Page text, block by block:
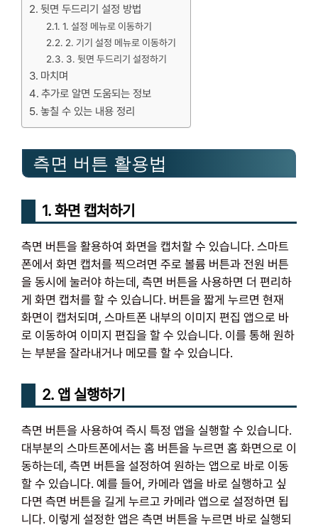
뒷면 두드리기 설정 방법
1. 설정 메뉴로 이동하기
2. 기기 설정 메뉴로 이동하기
3. 뒷면 두드리기 설정하기
마치며
추가로 알면 도움되는 정보
놓칠 수 있는 내용 정리
측면 버튼 활용법
1. 화면 캡처하기
측면 버튼을 활용하여 화면을 캡처할 수 있습니다. 스마트
폰에서 화면 캡처를 찍으려면 주로 볼륨 버튼과 전원 버튼
을 동시에 눌러야 하는데, 측면 버튼을 사용하면 더 편리하
게 화면 캡처를 할 수 있습니다. 버튼을 짧게 누르면 현재
화면이 캡처되며, 스마트폰 내부의 이미지 편집 앱으로 바
로 이동하여 이미지 편집을 할 수 있습니다. 이를 통해 원하
는 부분을 잘라내거나 메모를 할 수 있습니다.
2. 앱 실행하기
측면 버튼을 사용하여 즉시 특정 앱을 실행할 수 있습니다.
대부분의 스마트폰에서는 홈 버튼을 누르면 홈 화면으로 이
동하는데, 측면 버튼을 설정하여 원하는 앱으로 바로 이동
할 수 있습니다. 예를 들어, 카메라 앱을 바로 실행하고 싶
다면 측면 버튼을 길게 누르고 카메라 앱으로 설정하면 됩
니다. 이렇게 설정한 앱은 측면 버튼을 누르면 바로 실행되